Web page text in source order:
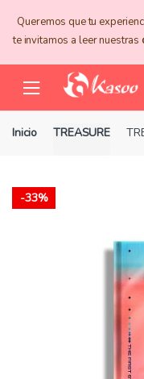
navigation
content
Queremos que tu
te invitamos a leer nuestras
Inicio TREASURE
-33%